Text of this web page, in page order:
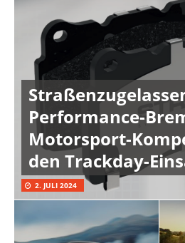
Performance-
Motorsport-
den Trackday-
2. JULI 2024